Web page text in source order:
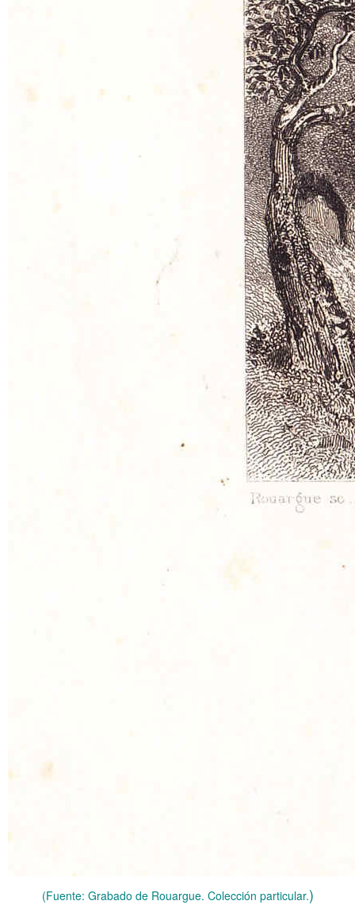
(Fuente: Grabado de Rouargue. Colección particular.)